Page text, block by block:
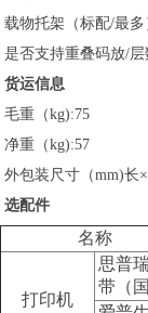
载物托架（标配/最多
是否支持重叠码放/
货运信息
毛重（kg):75
净重（kg):57
外包装尺寸（mm)长
选配件
名称
打印机
思普
带（